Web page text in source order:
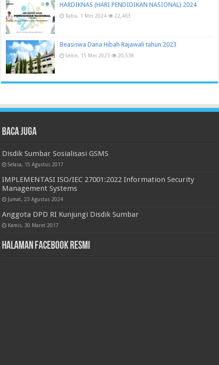
HARDIKNAS (HARI PENDIDIKAN NASIONAL) 2024
Rabu, 1 Mei 2024 22,463
Beasiswa Dana Hibah Rajawali tahun 2023
Senin, 15 Mei 2023 20,538
Baca juga
Disdik Sumbar Sosialisasi GSMS
Selasa, 15 Agustus 2017
IMPLEMENTASI ISO/IEC 27001:2022 Information Security
Management Systems
Jumat, 23 Agustus 2024
Anggota DPD RI Kunjungi Disdik Sumbar
Kamis, 30 Maret 2017
Halaman Facebook Resmi